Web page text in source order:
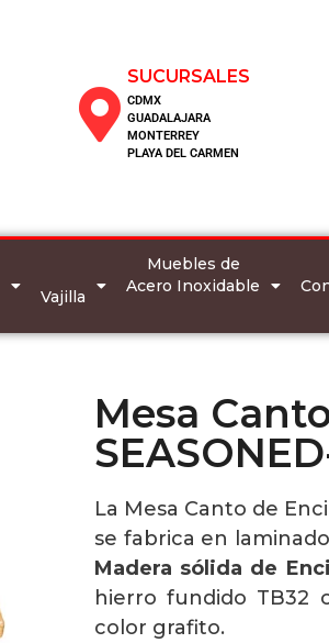
SUCURSALES
CDMX
GUADALAJARA
MONTERREY
PLAYA DEL CARMEN
Vajilla
Muebles de
Acero Inoxidable
Mesa
La Mesa Canto de
se fabrica en
Madera sólida de
hierro fundido TB32
color grafito.